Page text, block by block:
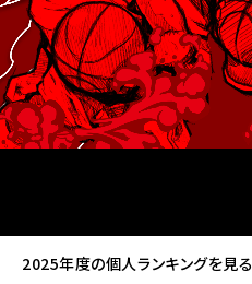
2025年度の個人ランキングを見る